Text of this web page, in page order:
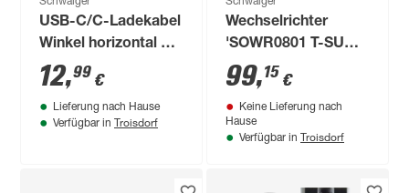
USB-C/C-Ladekabel
Winkel horizontal 1,2
m
12,99 €
Lieferung nach Hause
Verfügbar in Troisdorf
Wechselrichter
'SOWR0801 T-SUN'
800 W
99,15 €
Keine Lieferung nach
Hause
Verfügbar in Troisdorf